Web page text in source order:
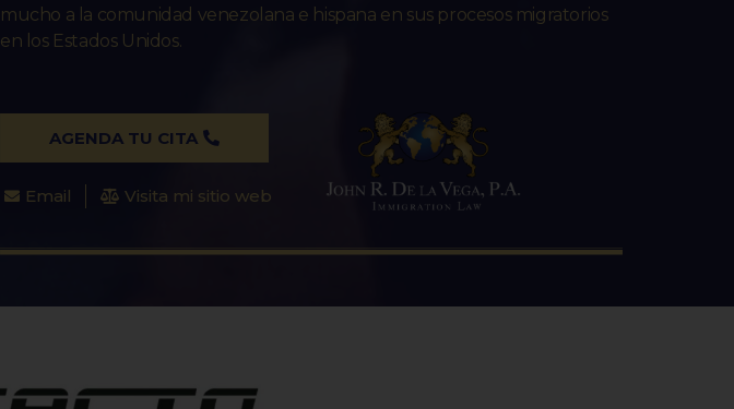
mucho a la comunidad venezolana e hispana en sus procesos migratorios
en los Estados Unidos.
AGENDA TU CITA
Email Visita mi sitio web